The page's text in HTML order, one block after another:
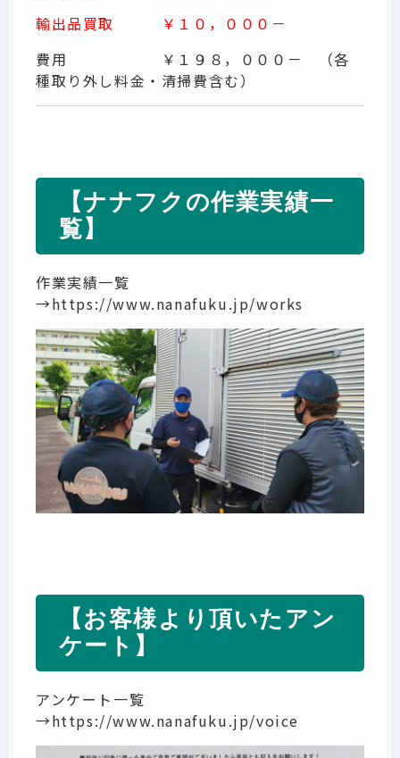
輸出品買取 ￥１０，０００－
費用 ￥１９８，０００－ （各
種取り外し料金・清掃費含む）
【ナナフクの作業実績一
覧】
作業実績一覧
→https://www.nanafuku.jp/works
【お客様より頂いたアン
ケート】
アンケート一覧
→https://www.nanafuku.jp/voice